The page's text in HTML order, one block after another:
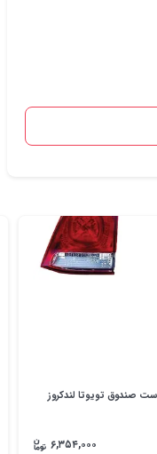
صندوق تویوتا لندکروز
۶,۳۵۴,۰۰۰